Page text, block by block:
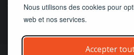
Nous utilisons des cookies pour
web et nos services.
Accepter
CONCEPTIONetHÉBERGEMENT